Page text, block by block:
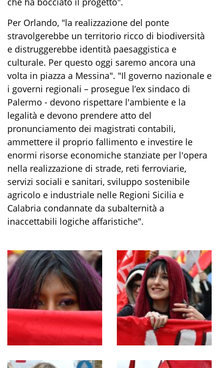
Per Orlando, "la realizzazione del ponte
stravolgerebbe un territorio ricco di biodiversità
e distruggerebbe identità paesaggistica e
culturale. Per questo oggi saremo ancora una
volta in piazza a Messina". "Il governo nazionale e
i governi regionali – prosegue l’ex sindaco di
Palermo - devono rispettare l'ambiente e la
legalità e devono prendere atto del
pronunciamento dei magistrati contabili,
ammettere il proprio fallimento e investire le
enormi risorse economiche stanziate per l'opera
nella realizzazione di strade, reti ferroviarie,
servizi sociali e sanitari, sviluppo sostenibile
agricolo e industriale nelle Regioni Sicilia e
Calabria condannate da subalternità a
inaccettabili logiche affaristiche".